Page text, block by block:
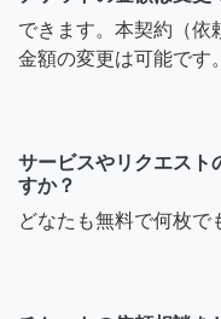
できます。本契約（依
金額の変更は可能です。
サービスやリクエスト
すか？
どなたも無料で何枚で